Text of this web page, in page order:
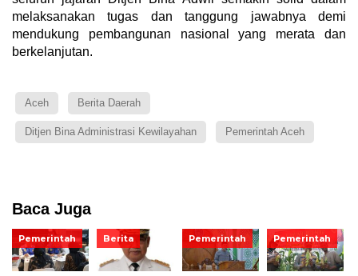
melaksanakan tugas dan tanggung jawabnya demi
mendukung pembangunan nasional yang merata dan
berkelanjutan.
Aceh Berita Daerah
Ditjen Bina Administrasi Kewilayahan Pemerintah Aceh
Baca Juga
Pemerintah Berita Pemerintah Pemerintah